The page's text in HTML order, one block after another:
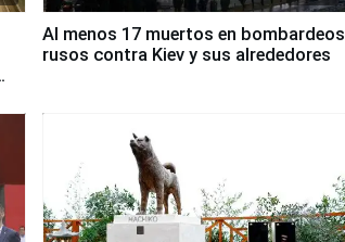
Al menos 17 muertos en bombardeos
rusos contra Kiev y sus alrededores